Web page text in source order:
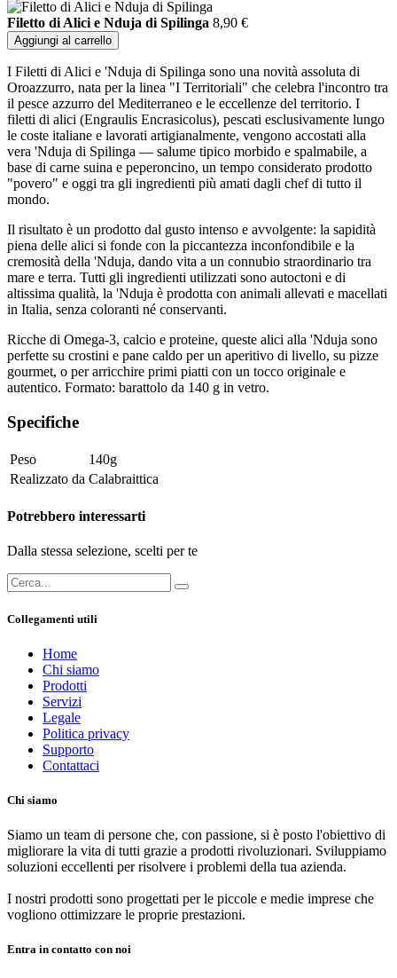
Filetto di Alici e Nduja di Spilinga 8,90 €
Aggiungi al carrello
I Filetti di Alici e 'Nduja di Spilinga sono una novità assoluta di
Oroazzurro, nata per la linea "I Territoriali" che celebra l'incontro tra
il pesce azzurro del Mediterraneo e le eccellenze del territorio. I
filetti di alici (Engraulis Encrasicolus), pescati esclusivamente lungo
le coste italiane e lavorati artigianalmente, vengono accostati alla
vera 'Nduja di Spilinga — salume tipico morbido e spalmabile, a
base di carne suina e peperoncino, un tempo considerato prodotto
"povero" e oggi tra gli ingredienti più amati dagli chef di tutto il
mondo.
Il risultato è un prodotto dal gusto intenso e avvolgente: la sapidità
piena delle alici si fonde con la piccantezza inconfondibile e la
cremosità della 'Nduja, dando vita a un connubio straordinario tra
mare e terra. Tutti gli ingredienti utilizzati sono autoctoni e di
altissima qualità, la 'Nduja è prodotta con animali allevati e macellati
in Italia, senza coloranti né conservanti.
Ricche di Omega-3, calcio e proteine, queste alici alla 'Nduja sono
perfette su crostini e pane caldo per un aperitivo di livello, su pizze
gourmet, o per arricchire primi piatti con un tocco originale e
autentico. Formato: barattolo da 140 g in vetro.
Specifiche
Peso
140g
Realizzato da Calabraittica
Potrebbero interessarti
Dalla stessa selezione, scelti per te
Collegamenti utili
Home
Chi siamo
Prodotti
Servizi
Legale
Politica privacy
Supporto
Contattaci
Chi siamo
Siamo un team di persone che, con passione, si è posto l'obiettivo di
migliorare la vita di tutti grazie a prodotti rivoluzionari. Sviluppiamo
soluzioni eccellenti per risolvere i problemi della tua azienda.
I nostri prodotti sono progettati per le piccole e medie imprese che
vogliono ottimizzare le proprie prestazioni.
Entra in contatto con noi